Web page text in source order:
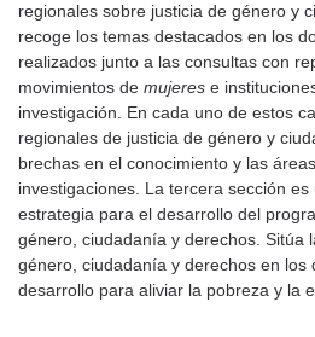
regionales sobre justicia de género y
recoge los temas destacados en los
realizados junto a las consultas con
movimientos de mujeres e
investigación. En cada uno de estos
regionales de justicia de género y
brechas en el conocimiento y las
investigaciones. La tercera sección
estrategia para el desarrollo del
género, ciudadanía y derechos. Sitúa
género, ciudadanía y derechos en los
desarrollo para aliviar la pobreza y la